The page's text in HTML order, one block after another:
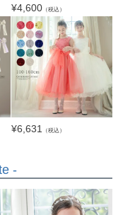
¥4,600（税込）
¥6,631 （税込）
-